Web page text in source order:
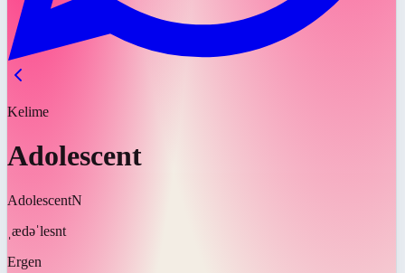
Kelime
Adolescent
AdolescentN
ˌædəˈlesnt
Ergen